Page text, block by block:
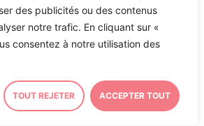
des publicités ou des contenus
notre trafic. En cliquant sur «
consentez à notre utilisation des
TOUT REJETER ACCEPTER TOUT
quatre ans.
public, un premier projet de loi
le développement des soins
à mourir. Soutenu par une
la dissolution de
en 2024 suspend sa